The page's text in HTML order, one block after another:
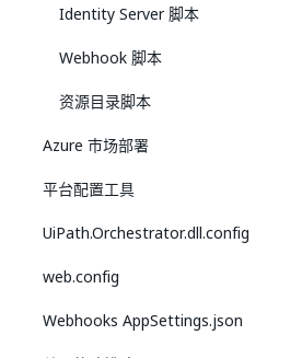
Identity Server 脚本
Webhook 脚本
资源目录脚本
Azure 市场部署
平台配置工具
UiPath.Orchestrator.dll.config
web.config
Webhooks AppSettings.json